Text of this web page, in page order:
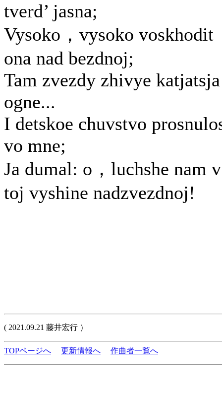
tverd’ jasna;
Vysoko，vysoko voskhodit
ona nad bezdnoj;
Tam zvezdy zhivye
ogne...
I detskoe chuvstvo
vo mne;
Ja dumal: o，luchshe nam v
toj vyshine nadzvezdnoj!
( 2021.09.21 藤井宏行 ）
TOPページへ 更新情報へ 作曲者一覧へ